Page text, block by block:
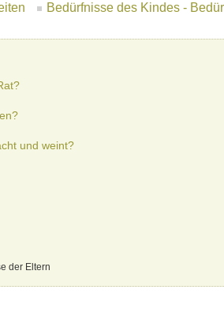
Bedürfnisse des Kindes -
und weint?
der Eltern